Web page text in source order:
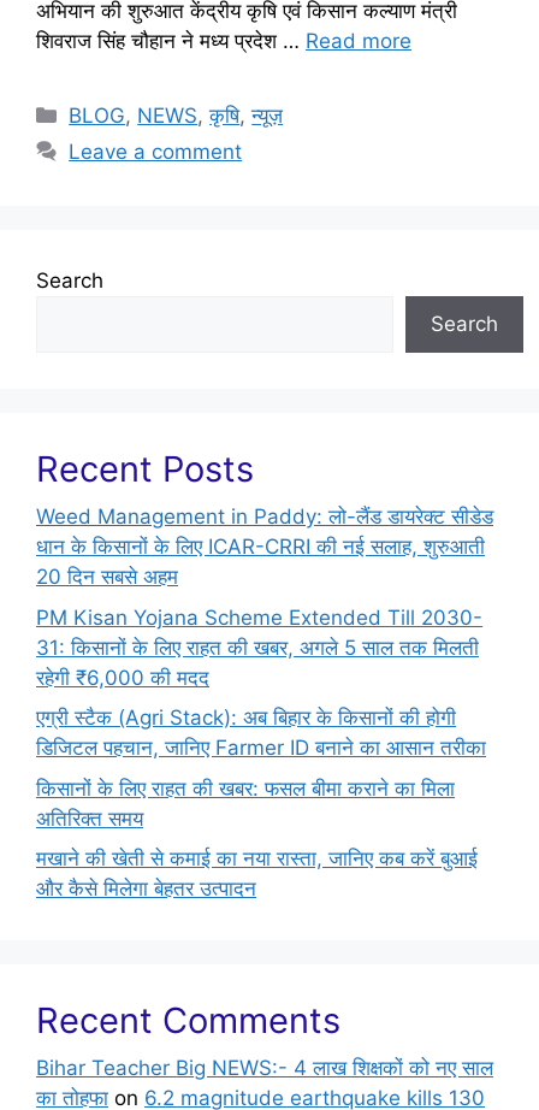
अभियान की शुरुआत केंद्रीय कृषि एवं किसान कल्याण मंत्री
शिवराज सिंह चौहान ने मध्य प्रदेश … Read more
BLOG, NEWS,कृषि,न्यूज़
Leave a comment
Search
Search
Recent Posts
Weed Management in Paddy: लो-लैंड डायरेक्ट सीडेड
धान के किसानों के लिए ICAR-CRRI की नई सलाह, शुरुआती
20 दिन सबसे अहम
PM Kisan Yojana Scheme Extended Till 2030-
31: किसानों के लिए राहत की खबर, अगले 5 साल तक मिलती
रहेगी ₹6,000 की मदद
एग्री स्टैक (Agri Stack): अब बिहार के किसानों की होगी
डिजिटल पहचान, जानिए Farmer ID बनाने का आसान तरीका
किसानों के लिए राहत की खबर: फसल बीमा कराने का मिला
अतिरिक्त समय
मखाने की खेती से कमाई का नया रास्ता, जानिए कब करें बुआई
और कैसे मिलेगा बेहतर उत्पादन
Recent Comments
Bihar Teacher Big NEWS:- 4 लाख शिक्षकों को नए साल
का तोहफा on 6.2 magnitude earthquake kills 130